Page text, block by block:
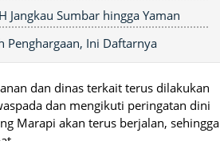
Jangkau Sumbar hingga Yaman
Penghargaan, Ini Daftarnya
dan dinas terkait terus dilakukan
dan mengikuti peringatan dini
Marapi akan terus berjalan, sehingga